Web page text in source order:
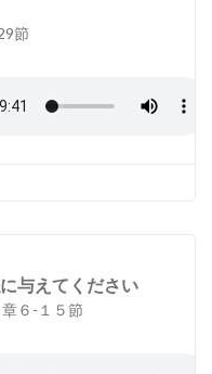
節
与えてください
６-１５節